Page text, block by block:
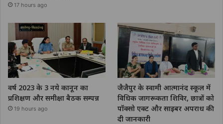
17 hours ago
वर्ष 2023 के 3 नये कानून का
प्रशिक्षण और समीक्षा बैठक सम्पन्न
19 hours ago
जैजैपुर के स्वामी आत्मानंद स्कूल में
विधिक जागरूकता शिविर, छात्रों को
पॉक्सो एक्ट और साइबर अपराध की
दी जानकारी